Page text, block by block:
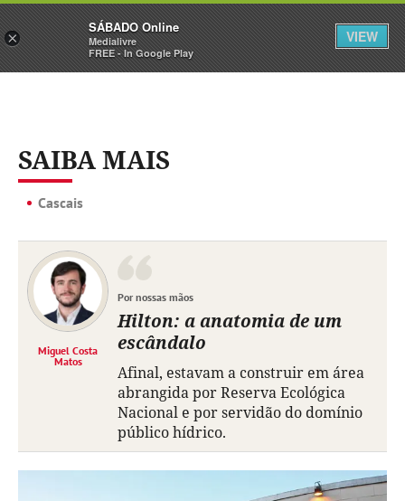
Sábado Assine Iniciar Sessão
SAIBA MAIS
Cascais
Miguel Costa
Matos
Por nossas mãos
Hilton: a anatomia de um
escândalo
Afinal, estavam a construir em área
abrangida por Reserva Ecológica
Nacional e por servidão do domínio
público hídrico.
×
SÁBADO Online
Medialivre
FREE - In Google Play
VIEW